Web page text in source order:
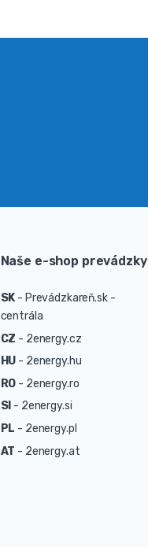
Naše e-shop prevádzky
SK - Prevádzkareň.sk -
centrála
CZ - 2energy.cz
HU - 2energy.hu
RO - 2energy.ro
SI - 2energy.si
PL - 2energy.pl
AT - 2energy.at